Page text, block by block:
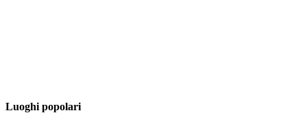
Luoghi popolari​​